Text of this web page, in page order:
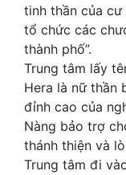
tinh thần của
tổ chức các
thành phố”.
Trung tâm lấy
Hera là nữ thần
đỉnh cao của
Nàng bảo trợ
thánh thiện và
Trung tâm đi